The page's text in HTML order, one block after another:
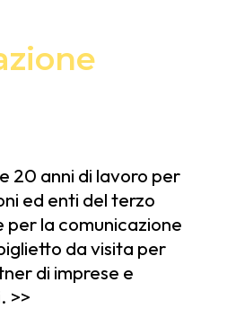
20 anni di lavoro per
ed enti del terzo
per la comunicazione
da visita per
di imprese e
>>